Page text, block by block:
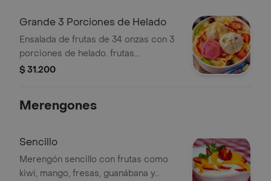
Grande 3 Porciones de Helado
Ensalada de frutas de 34 onzas con 3
porciones de helado. frutas
papaya,banano,
queso salsa de mora y leche
$ 31.200
Merengones
Sencillo
Merengón sencillo con frutas como
kiwi, mango, fresas, guanábana y